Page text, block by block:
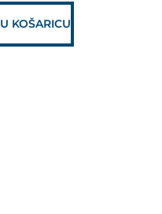
KOŠARICU